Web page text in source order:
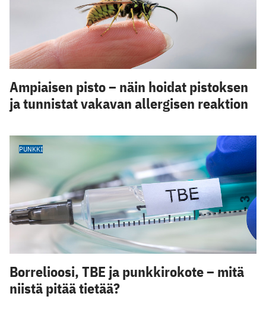
Ampiaisen pisto – näin hoidat pistoksen
ja tunnistat vakavan allergisen reaktion
PUNKKI
Borrelioosi, TBE ja punkkirokote – mitä
niistä pitää tietää?